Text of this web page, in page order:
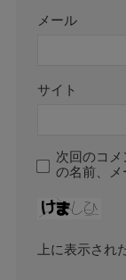
メール
サイト
次回のコ
の名前、メ
上に表示され